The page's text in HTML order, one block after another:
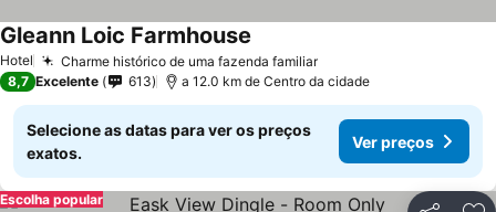
Hotel Charme histórico de uma fazenda familiar
Gleann Loic Farmhouse
8,7 Excelente 613 a 12.0 km de Centro da cidade
Selecione as datas para ver os preços
exatos.
Ver preços
Escolha popular